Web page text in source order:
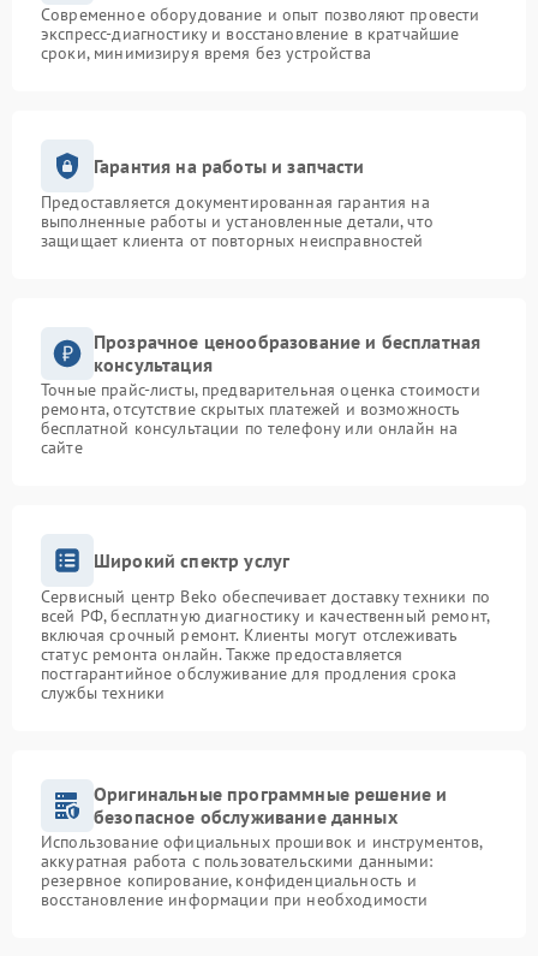
Современное оборудование и опыт позволяют провести
экспресс-диагностику и восстановление в кратчайшие
сроки, минимизируя время без устройства
Гарантия на работы и запчасти
Предоставляется документированная гарантия на
выполненные работы и установленные детали, что
защищает клиента от повторных неисправностей
Прозрачное ценообразование и бесплатная
консультация
Точные прайс-листы, предварительная оценка стоимости
ремонта, отсутствие скрытых платежей и возможность
бесплатной консультации по телефону или онлайн на
сайте
Широкий спектр услуг
Сервисный центр Beko обеспечивает доставку техники по
всей РФ, бесплатную диагностику и качественный ремонт,
включая срочный ремонт. Клиенты могут отслеживать
статус ремонта онлайн. Также предоставляется
постгарантийное обслуживание для продления срока
службы техники
Оригинальные программные решение и
безопасное обслуживание данных
Использование официальных прошивок и инструментов,
аккуратная работа с пользовательскими данными:
резервное копирование, конфиденциальность и
восстановление информации при необходимости